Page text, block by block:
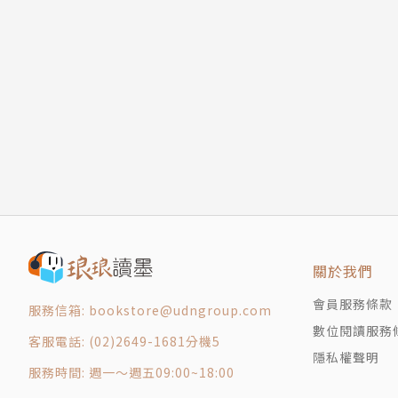
服務信箱: bookstore@udngroup.com
客服電話: (02)2649-1681分機5
服務時間: 週一～週五09:00~18:00
關於我們
會員服務條款
數位閱讀服務
隱私權聲明